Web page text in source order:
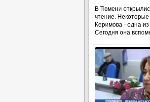
В Тюмени
чтение. Некоторые
Керимова - одна
Сегодня она